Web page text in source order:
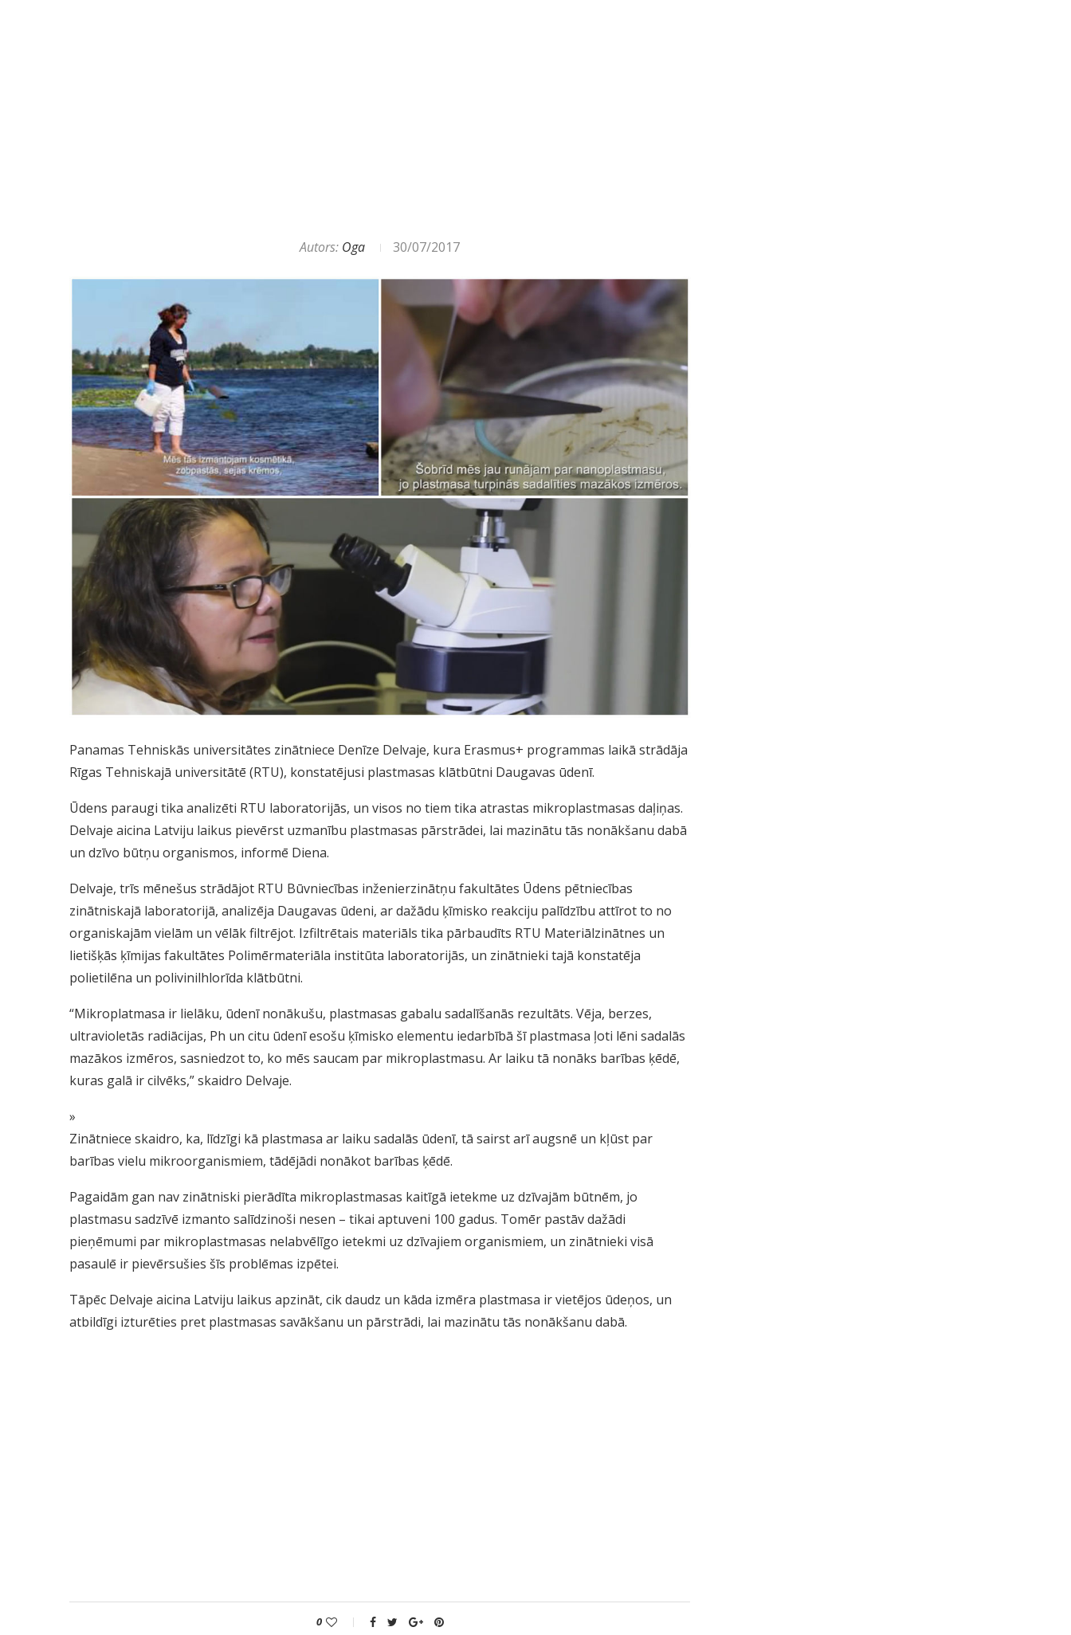
Autors: Oga 30/07/2017
Panamas Tehniskās universitātes zinātniece Denīze Delvaje, kura Erasmus+ programmas laikā strādāja
Rīgas Tehniskajā universitātē (RTU), konstatējusi plastmasas klātbūtni Daugavas ūdenī.
Ūdens paraugi tika analizēti RTU laboratorijās, un visos no tiem tika atrastas mikroplastmasas daļiņas.
Delvaje aicina Latviju laikus pievērst uzmanību plastmasas pārstrādei, lai mazinātu tās nonākšanu dabā
un dzīvo būtņu organismos, informē Diena.
Delvaje, trīs mēnešus strādājot RTU Būvniecības inženierzinātņu fakultātes Ūdens pētniecības
zinātniskajā laboratorijā, analizēja Daugavas ūdeni, ar dažādu ķīmisko reakciju palīdzību attīrot to no
organiskajām vielām un vēlāk filtrējot. Izfiltrētais materiāls tika pārbaudīts RTU Materiālzinātnes un
lietišķās ķīmijas fakultātes Polimērmateriāla institūta laboratorijās, un zinātnieki tajā konstatēja
polietilēna un polivinilhlorīda klātbūtni.
“Mikroplatmasa ir lielāku, ūdenī nonākušu, plastmasas gabalu sadalīšanās rezultāts. Vēja, berzes,
ultravioletās radiācijas, Ph un citu ūdenī esošu ķīmisko elementu iedarbībā šī plastmasa ļoti lēni sadalās
mazākos izmēros, sasniedzot to, ko mēs saucam par mikroplastmasu. Ar laiku tā nonāks barības ķēdē,
kuras galā ir cilvēks,” skaidro Delvaje.
»
Zinātniece skaidro, ka, līdzīgi kā plastmasa ar laiku sadalās ūdenī, tā sairst arī augsnē un kļūst par
barības vielu mikroorganismiem, tādējādi nonākot barības ķēdē.
Pagaidām gan nav zinātniski pierādīta mikroplastmasas kaitīgā ietekme uz dzīvajām būtnēm, jo
plastmasu sadzīvē izmanto salīdzinoši nesen – tikai aptuveni 100 gadus. Tomēr pastāv dažādi
pieņēmumi par mikroplastmasas nelabvēlīgo ietekmi uz dzīvajiem organismiem, un zinātnieki visā
pasaulē ir pievērsušies šīs problēmas izpētei.
Tāpēc Delvaje aicina Latviju laikus apzināt, cik daudz un kāda izmēra plastmasa ir vietējos ūdeņos, un
atbildīgi izturēties pret plastmasas savākšanu un pārstrādi, lai mazinātu tās nonākšanu dabā.
0